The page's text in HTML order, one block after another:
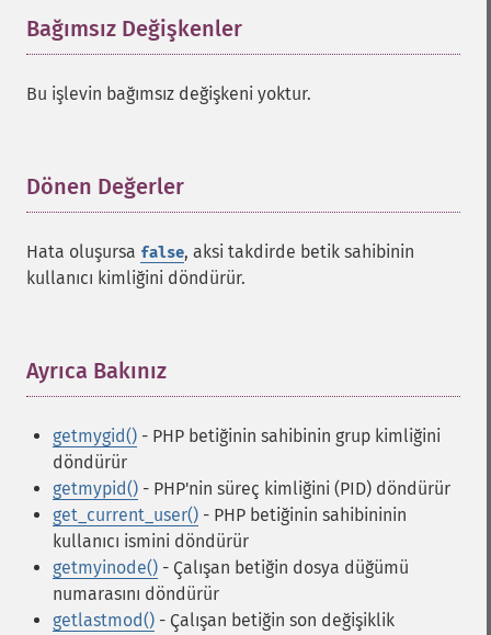
Bağımsız Değişkenler
Bu işlevin bağımsız değişkeni yoktur.
Dönen Değerler
Hata oluşursa false, aksi takdirde betik sahibinin
kullanıcı kimliğini döndürür.
Ayrıca Bakınız
getmygid() - PHP betiğinin sahibinin grup kimliğini
döndürür
getmypid() - PHP'nin süreç kimliğini (PID) döndürür
get_current_user() - PHP betiğinin sahibininin
kullanıcı ismini döndürür
getmyinode() - Çalışan betiğin dosya düğümü
numarasını döndürür
getlastmod() - Çalışan betiğin son değişiklik